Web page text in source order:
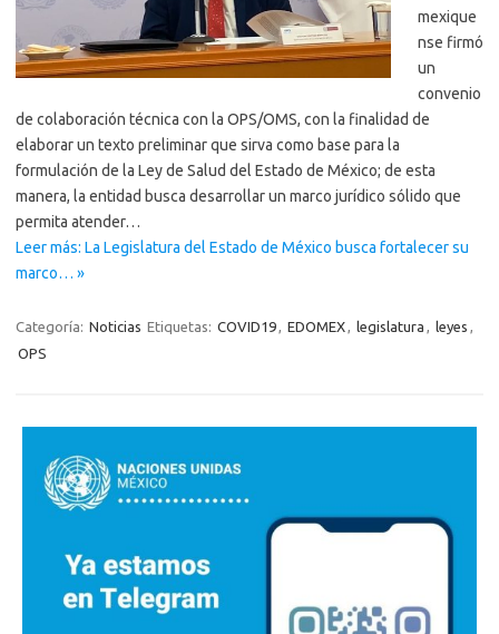
mexique
nse firmó
un
convenio
de colaboración técnica con la OPS/OMS, con la finalidad de
elaborar un texto preliminar que sirva como base para la
formulación de la Ley de Salud del Estado de México; de esta
manera, la entidad busca desarrollar un marco jurídico sólido que
permita atender…
Leer más: La Legislatura del Estado de México busca fortalecer su
marco… »
Categoría: Noticias Etiquetas: COVID19, EDOMEX, legislatura , leyes ,
OPS